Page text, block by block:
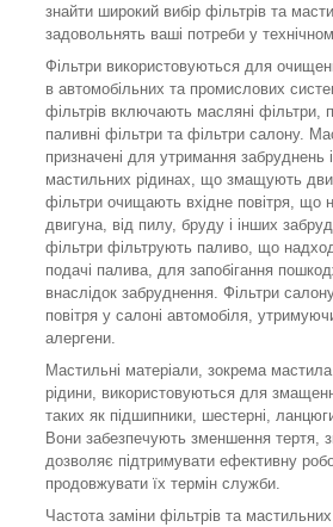
знайти широкий вибір фільтрів та
задовольнять ваші потреби у
Фільтри використовуються для
в автомобільних та промислових
фільтрів включають масляні фільтри,
паливні фільтри та фільтри салону.
призначені для утримання забруднень
мастильних рідинах, що змащують
фільтри очищають вхідне повітря, що
двигуна, від пилу, бруду і інших
фільтри фільтрують паливо, що
подачі палива, для запобігання
внаслідок забруднення. Фільтри
повітря у салоні автомобіля,
алергени.
Мастильні матеріали, зокрема
рідини, використовуються для
таких як підшипники, шестерні,
Вони забезпечують зменшення тертя,
дозволяє підтримувати ефективну
продовжувати їх термін служби.
Частота заміни фільтрів та